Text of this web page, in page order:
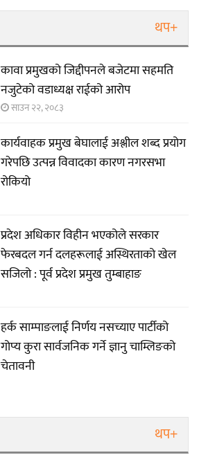
थप+
कावा प्रमुखको जिद्दीपनले बजेटमा सहमति
नजुटेको वडाध्यक्ष राईको आरोप
साउन २२, २०८३
कार्यवाहक प्रमुख बेघालाई अश्लील शब्द प्रयोग
गरेपछि उत्पन्न विवादका कारण नगरसभा
रोकियो
प्रदेश अधिकार विहीन भएकोले सरकार
फेरबदल गर्न दलहरूलाई अस्थिरताको खेल
सजिलो : पूर्व प्रदेश प्रमुख तुम्बाहाङ
हर्क साम्पाङलाई निर्णय नसच्याए पार्टीको
गोप्य कुरा सार्वजनिक गर्ने ज्ञानु चाम्लिङको
चेतावनी
थप+